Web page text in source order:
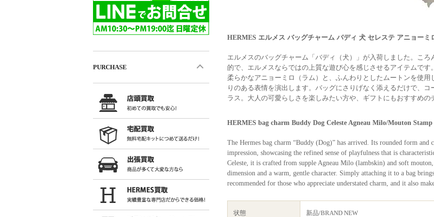
HERMES エルメス バッグチャーム バディ 犬 セレステ アニョー
エルメスのバッグチャーム「バディ（犬）」が入荷しました。こ
的で、エルメスならではの上質な遊び心を感じさせるアイテムで
柔らかなアニョーミロ（ラム）と、ふんわりとしたムートンを使
りのある表情を演出します。バッグにさりげなく添えるだけで、
ラス。大人の可愛らしさを楽しみたい方や、ギフトにもおすすめの
HERMES bag charm Buddy Dog Celeste Agneau Milo/Mouton
The Hermes bag charm “Buddy (Dog)” has arrived. Its rounded form and
impression, showcasing the refined sense of playfulness that is
Celeste, it is crafted from supple Agneau Milo (lambskin) and soft
dimension and a warm, gentle character. Simply attaching it to a bag
recommended for those who appreciate understated charm, and it also
状態
新品/BRAND NEW
PURCHASE